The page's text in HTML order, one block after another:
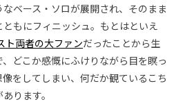
ベース・ソロが展開され、そのまま
ともにフィニッシュ。もとはといえ
ト両者の大ファンだったことから生
どこか感慨にふけりながら目を瞑っ
をしてしまい、何だか観ているこち
ります。